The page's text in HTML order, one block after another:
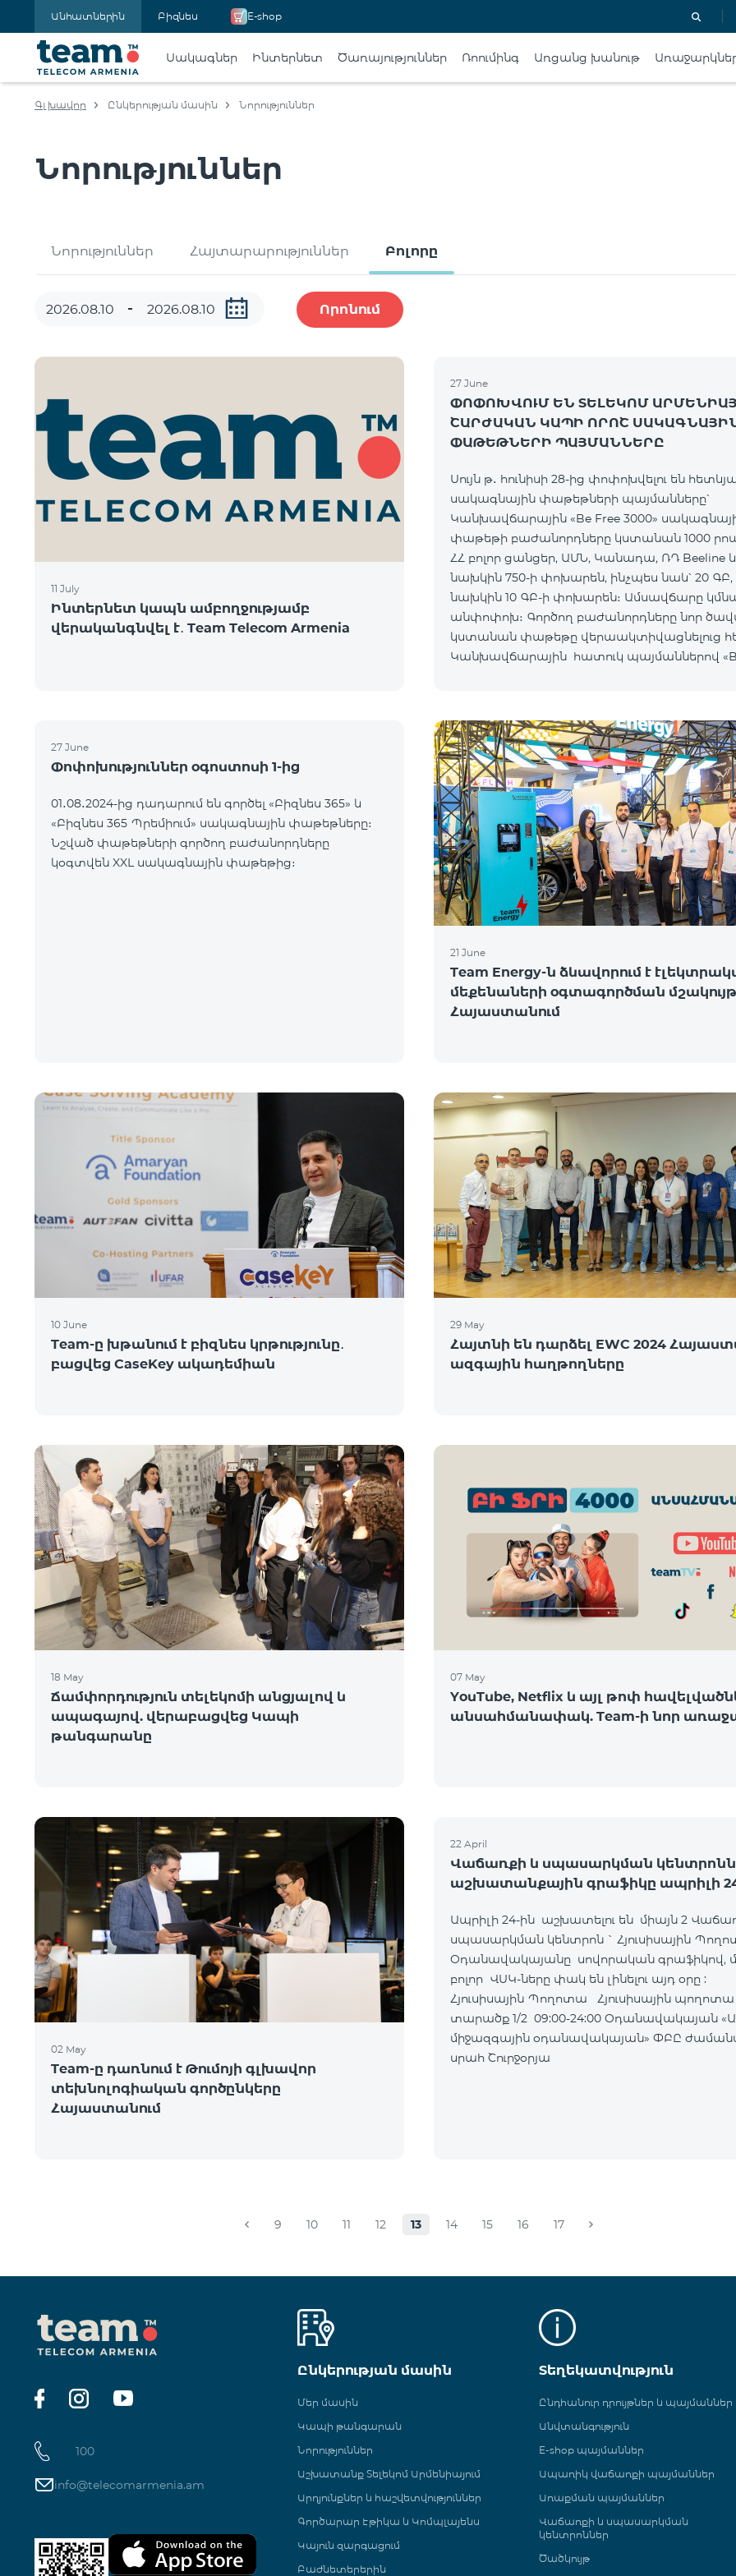
Անհատներին Բիզնես E-shop
Սակագներ Ինտերնետ Ծառայություններ Ռոումինգ Առցանց խանութ
Գլխավոր Ընկերության մասին Նորություններ
Նորություններ
Նորություններ Հայտարարություններ Բոլորը
Որոնում
11 July
Ինտերնետ կապն ամբողջությամբ
վերականգնվել է․ Team Telecom Armenia
27 June
ՓՈՓՈԽՎՈՒՄ ԵՆ ՏԵԼԵԿՈՄ
ՇԱՐԺԱԿԱՆ ԿԱՊԻ ՈՐՈՇ
ՓԱԹԵԹՆԵՐԻ ՊԱՅՄԱՆՆԵՐԸ
Սույն թ․ հունիսի 28-ից փոփոխվելու են
սակագնային փաթեթների պայմանները՝
Կանխավճարային «Be Free 3000»
փաթեթի բաժանորդները կստանան 1000
ՀՀ բոլոր ցանցեր, ԱՄՆ, Կանադա, ՌԴ Beeline և
նախկին 750-ի փոխարեն, ինչպես նաև՝ 20 ԳԲ,
նախկին 10 ԳԲ-ի փոխարեն։ Ամսավճարը
անփոփոխ։ Գործող բաժանորդները նոր
կստանան փաթեթը վերաակտիվացնելուց
Կանխավճարային հատուկ պայմաններով
27 June
Փոփոխություններ օգոստոսի 1-ից
01․08․2024-ից դադարում են գործել «Բիզնես 365» և
«Բիզնես 365 Պրեմիում» սակագնային փաթեթները։
Նշված փաթեթների գործող բաժանորդները
կօգտվեն XXL սակագնային փաթեթից։
21 June
Team Energy-ն ձևավորում է
մեքենաների օգտագործման
Հայաստանում
10 June
Team-ը խթանում է բիզնես կրթությունը․
բացվեց CaseKey ակադեմիան
29 May
Հայտնի են դարձել EWC 2024
ազգային հաղթողները
18 May
Ճամփորդություն տելեկոմի անցյալով և
ապագայով. վերաբացվեց Կապի
թանգարանը
07 May
YouTube, Netflix և այլ թոփ
անսահմանափակ. Team-ի նոր
02 May
Team-ը դառնում է Թումոյի գլխավոր
տեխնոլոգիական գործընկերը
Հայաստանում
22 April
Վաճառքի և սպասարկման
աշխատանքային գրաֆիկը ապրիլի
Ապրիլի 24-ին աշխատելու են միայն 2
սպասարկման կենտրոն ` Հյուսիսային
Օդանավակայանը սովորական գրաֆիկով,
բոլոր ՎՍԿ-ները փակ են լինելու այդ օրը :
Հյուսիսային Պողոտա Հյուսիսային պողոտա 4 ,
տարածք 1/2 09:00-24:00 Օդանավակայան «Արմենիա
միջազգային օդանավակայան» ՓԲԸ
սրահ Շուրջօրյա
9 10 11 12 13 14 15 16 17
100
info@telecomarmenia.am
Ընկերության մասին
Մեր մասին
Կապի թանգարան
Նորություններ
Աշխատանք Տելեկոմ Արմենիայում
Արդյունքներ և հաշվետվություններ
Գործարար Էթիկա և Կոմպլայենս
Կայուն զարգացում
Բաժնետերերին
Տեղեկատվություն
Ընդհանուր դրույթներ և պայմաններ
Անվտանգություն
E-shop պայմաններ
Ապառիկ վաճառքի պայմաններ
Առաքման պայմաններ
Վաճառքի և սպասարկման
կենտրոններ
Ծածկույթ